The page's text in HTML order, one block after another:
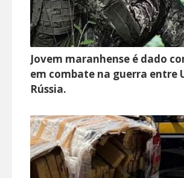
Jovem maranhense é dado
em combate na guerra entre
Rússia.